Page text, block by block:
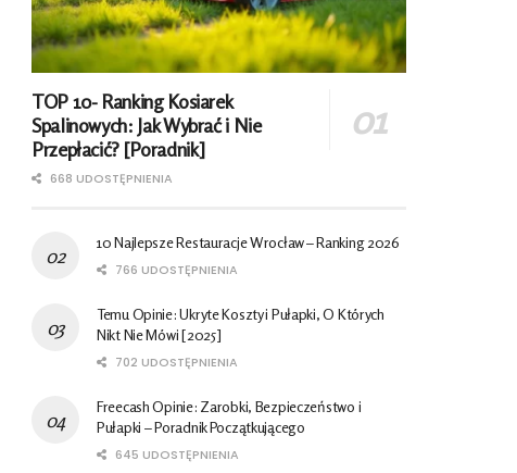
TOP 10- Ranking Kosiarek
Spalinowych: Jak Wybrać i Nie
Przepłacić? [Poradnik]
668 UDOSTĘPNIENIA
10 Najlepsze Restauracje Wrocław – Ranking 2026
766 UDOSTĘPNIENIA
Temu Opinie: Ukryte Koszty i Pułapki, O Których
Nikt Nie Mówi [2025]
702 UDOSTĘPNIENIA
Freecash Opinie: Zarobki, Bezpieczeństwo i
Pułapki – Poradnik Początkującego
645 UDOSTĘPNIENIA